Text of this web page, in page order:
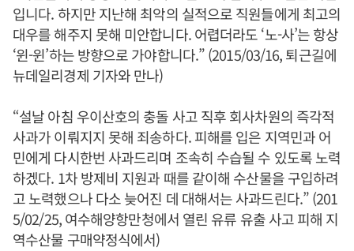
입니다. 하지만 지난해 최악의 실적으로 직원들에게 최고의
대우를 해주지 못해 미안합니다. 어렵더라도 ‘노-사’는 항상
‘윈-윈’하는 방향으로 가야합니다.” (2015/03/16, 퇴근길에
뉴데일리경제 기자와 만나)
“설날 아침 우이산호의 충돌 사고 직후 회사차원의 즉각적
사과가 이뤄지지 못해 죄송하다. 피해를 입은 지역민과 어
민에게 다시한번 사과드리며 조속히 수습될 수 있도록 노력
하겠다. 1차 방제비 지원과 때를 같이해 수산물을 구입하려
고 노력했으나 다소 늦어진 데 대해서는 사과드린다.” (201
5/02/25, 여수해양항만청에서 열린 유류 유출 사고 피해 지
역수산물 구매약정식에서)